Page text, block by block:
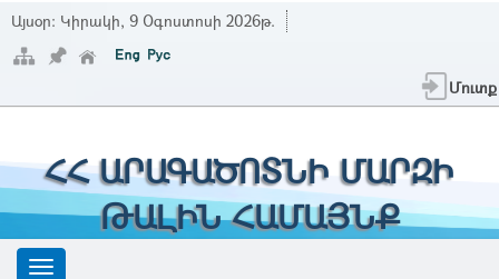
Այսօր: Կիրակի, 9 Օգոստոսի 2026թ.
Մուտք
ՀՀ ԱՐԱԳԱԾՈՏՆԻ ՄԱՐԶԻ
ԹԱԼԻՆ ՀԱՄԱՅՆՔ